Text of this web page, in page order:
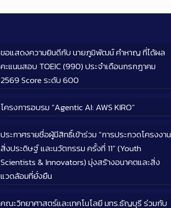
ขอแสดงความยินดีกับ นายภูมิพัฒน์ คำหาญ ที่ได้ผล
คะแนนสอบ TOEIC (990) ประจำเดือนกรกฎาคม
2569 Score ระดับ 600
โครงการอบรม “Agentic AI: AWS KIRO”
ประกาศรายชื่อผู้มีสิทธิ์เข้าร่วม “การประกวดโครงงาน
สิ่งประดิษฐ์ และนวัตกรรม ครั้งที่ 11” (Youth
Scientists & Innovators) มุ่งสร้างอนาคตและสิ่ง
แวดล้อมที่ยั่งยืน
คณะวิทยาศาสตร์และเทคโนโลยี มทร.ธัญบุรี ร่วมกับ